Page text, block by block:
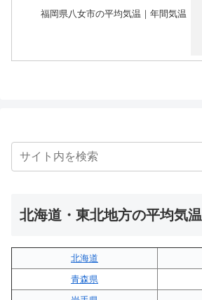
福岡県八女市の平均気温｜年間気温
北海道・東北地方の平均気温
北海道
青森県